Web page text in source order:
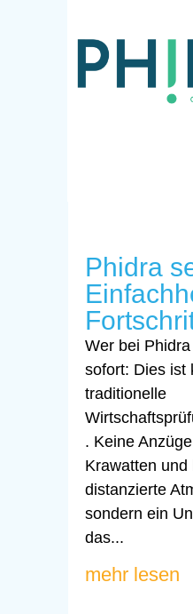
Phidra
Wer bei
sofort: Dies ist
traditionelle
. Keine
Krawatten und
distanzierte
sondern ein
das...
mehr lesen